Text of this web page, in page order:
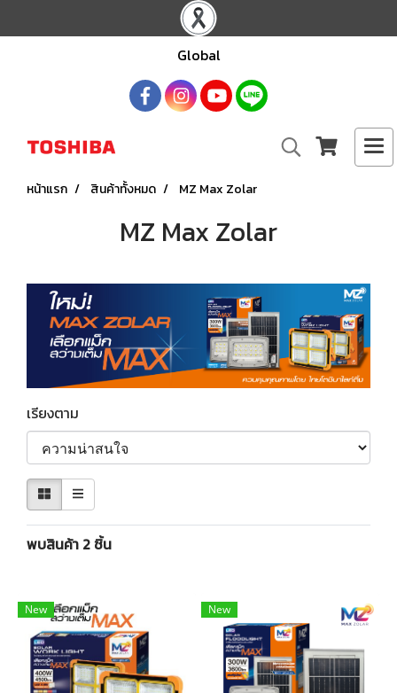
Global
หน้าแรก สินค้าทั้งหมด MZ Max Zolar
MZ Max Zolar
เรียงตาม
พบสินค้า 2 ชิ้น
New New